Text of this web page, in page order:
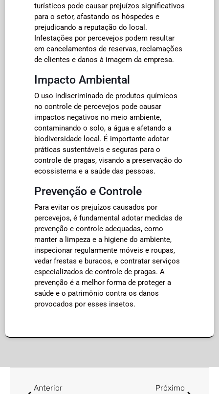
turísticos pode causar prejuízos significativos
para o setor, afastando os hóspedes e
prejudicando a reputação do local.
Infestações por percevejos podem resultar
em cancelamentos de reservas, reclamações
de clientes e danos à imagem da empresa.
Impacto Ambiental
O uso indiscriminado de produtos químicos
no controle de percevejos pode causar
impactos negativos no meio ambiente,
contaminando o solo, a água e afetando a
biodiversidade local. É importante adotar
práticas sustentáveis e seguras para o
controle de pragas, visando a preservação do
ecossistema e a saúde das pessoas.
Prevenção e Controle
Para evitar os prejuízos causados por
percevejos, é fundamental adotar medidas de
prevenção e controle adequadas, como
manter a limpeza e a higiene do ambiente,
inspecionar regularmente móveis e roupas,
vedar frestas e buracos, e contratar serviços
especializados de controle de pragas. A
prevenção é a melhor forma de proteger a
saúde e o patrimônio contra os danos
provocados por esses insetos.
Anterior Próximo